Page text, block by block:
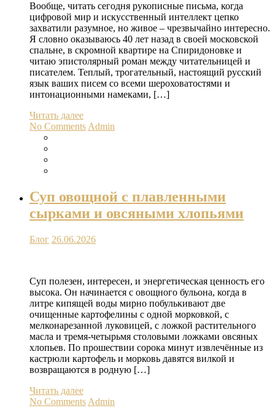
Вообще, читать сегодня рукописные письма, когда
цифровой мир и искусственный интеллект цепко
захватили разумное, но живое – чрезвычайно интересно.
Я словно оказываюсь 40 лет назад в своей московской
спальне, в скромной квартире на Спиридоновке и
читаю эпистолярный роман между читательницей и
писателем. Теплый, трогательный, настоящий русский
язык ваших писем со всеми шероховатостями и
интонационными намеками, […]
Читать далее
No Comments Admin
Суп овощной с плавленными
сырками и овсяными хлопьями
Блог 26.06.2026
Суп полезен, интересен, и энергетическая ценность его
высока. Он начинается с овощного бульона, когда в
литре кипящей воды мирно побулькивают две
очищенные картофелины с одной морковкой, с
мелконарезанной луковицей, с ложкой растительного
масла и тремя-четырьмя столовыми ложками овсяных
хлопьев. По прошествии сорока минут извлечённые из
кастрюли картофель и морковь давятся вилкой и
возвращаются в родную […]
Читать далее
No Comments Admin